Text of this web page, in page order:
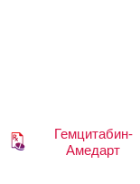
Гемцитабин-
Амедарт